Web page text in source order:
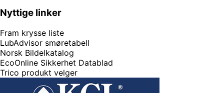
Nyttige linker
Fram krysse liste
LubAdvisor smøretabell
Norsk Bildelkatalog
EcoOnline Sikkerhet Datablad
Trico produkt velger